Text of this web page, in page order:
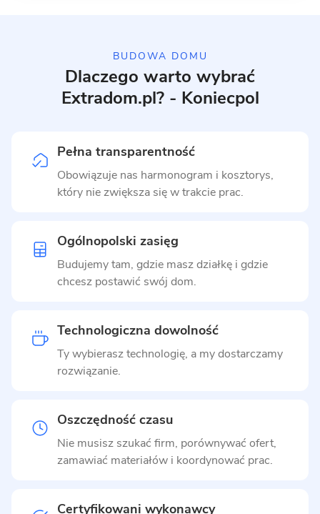
BUDOWA DOMU
Dlaczego warto wybrać
Extradom.pl? - Koniecpol
Pełna transparentność
Obowiązuje nas harmonogram i kosztorys,
który nie zwiększa się w trakcie prac.
Ogólnopolski zasięg
Budujemy tam, gdzie masz działkę i gdzie
chcesz postawić swój dom.
Technologiczna dowolność
Ty wybierasz technologię, a my dostarczamy
rozwiązanie.
Oszczędność czasu
Nie musisz szukać firm, porównywać ofert,
zamawiać materiałów i koordynować prac.
Certyfikowani wykonawcy